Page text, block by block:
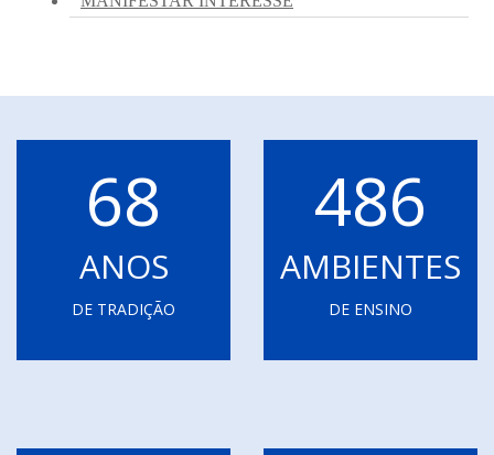
68
ANOS
DE TRADIÇÃO
486
AMBIENTES
DE ENSINO